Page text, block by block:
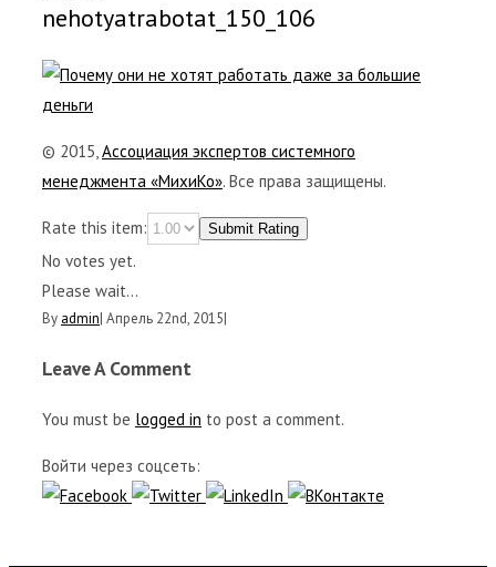
nehotyatrabotat_150_106
© 2015,Ассоциация экспертов системного
менеджмента «МихиКо». Все права защищены.
Rate this item: Submit Rating
No votes yet.
Please wait...
By admin| Апрель 22nd, 2015|
Leave A Comment
You must be logged in to post a comment.
Войти через соцсеть: